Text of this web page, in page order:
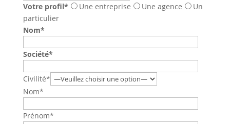
Votre profil* Une entreprise Une agence
Un
particulier
Nom*
Société*
Civilité*
Nom*
Prénom*